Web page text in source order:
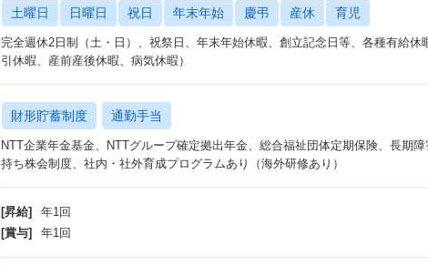
土曜日 日曜日 祝日 年末年始 慶弔 産休 育児
完全週休2日制（土・日）、祝祭日、年末年始休暇、創立記念日等、各種有給休
引休暇、産前産後休暇、病気休暇）
財形貯蓄制度 通勤手当
NTT企業年金基金、NTTグループ確定拠出年金、総合福祉団体定期保険、長期
持ち株会制度、社内・社外育成プログラムあり（海外研修あり）
[昇給]
年1回
[賞与]
年1回